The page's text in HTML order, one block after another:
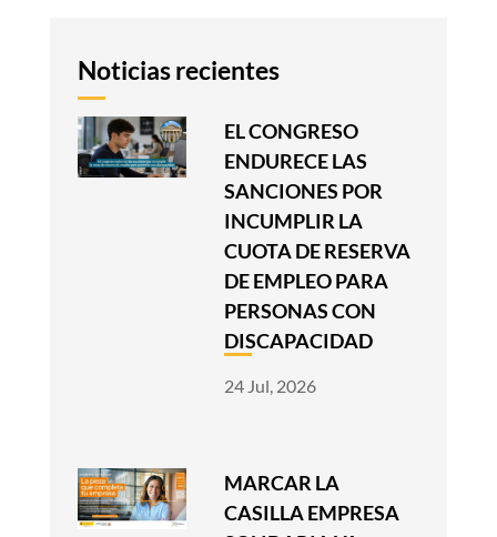
EL CONGRESO
ENDURECE LAS
SANCIONES POR
INCUMPLIR LA
CUOTA DE RESERVA
DE EMPLEO PARA
PERSONAS CON
DISCAPACIDAD
24 Jul, 2026
MARCAR LA
CASILLA EMPRESA
Noticias recientes